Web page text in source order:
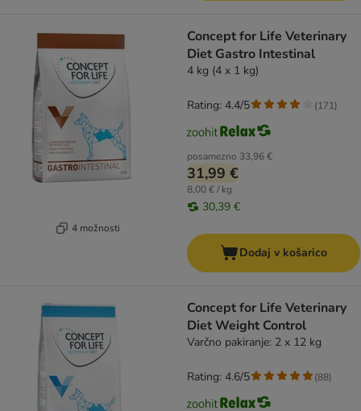
4 možnosti
Concept for Life Veterinary
Diet Gastro Intestinal
4 kg (4 x 1 kg)
posamezno 33,96 €
31,99 €
8,00 € / kg
30,39 €
Rating: 4.4/5 (171)
Dodaj v košarico
Concept for Life Veterinary
Diet Weight Control
Varčno pakiranje: 2 x 12 kg
Rating: 4.6/5 (88)